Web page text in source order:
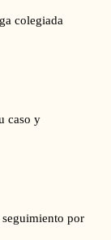
colegiada
caso y
por